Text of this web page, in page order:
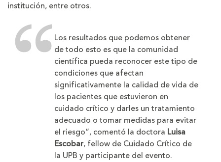
institución, entre otros.
Los resultados que podemos obtener
de todo esto es que la comunidad
científica pueda reconocer este tipo de
condiciones que afectan
significativamente la calidad de vida de
los pacientes que estuvieron en
cuidado crítico y darles un tratamiento
adecuado o tomar medidas para evitar
el riesgo”, comentó la doctora Luisa
Escobar, fellow de Cuidado Crítico de
la UPB y participante del evento.